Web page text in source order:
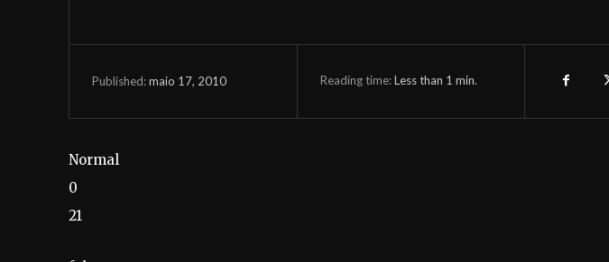
Published:maio 17, 2010 Reading time:Less than 1 min.
Normal
0
21